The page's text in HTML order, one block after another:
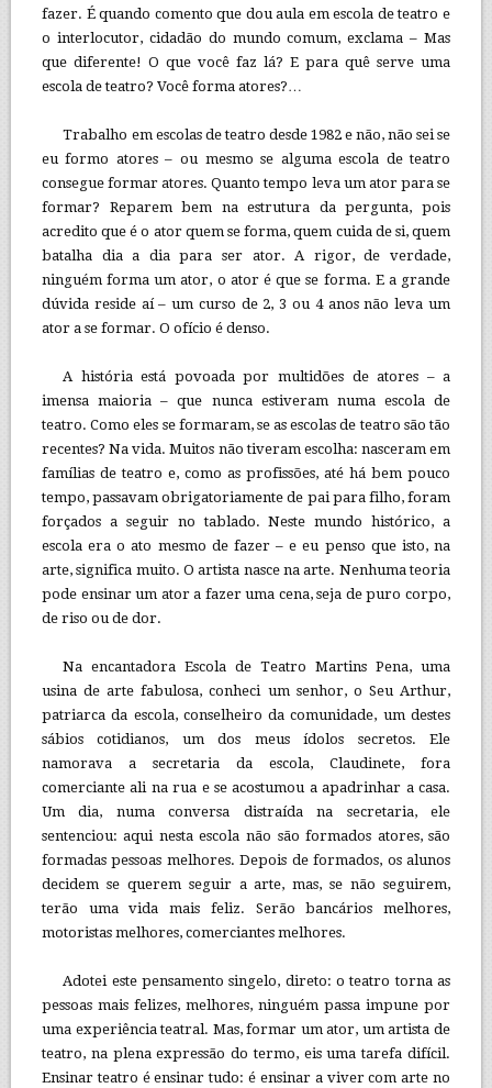
fazer. É quando comento que dou aula em escola de teatro e
o interlocutor, cidadão do mundo comum, exclama – Mas
que diferente! O que você faz lá? E para quê serve uma
escola de teatro? Você forma atores?…
Trabalho em escolas de teatro desde 1982 e não, não sei se
eu formo atores – ou mesmo se alguma escola de teatro
consegue formar atores. Quanto tempo leva um ator para se
formar? Reparem bem na estrutura da pergunta, pois
acredito que é o ator quem se forma, quem cuida de si, quem
batalha dia a dia para ser ator. A rigor, de verdade,
ninguém forma um ator, o ator é que se forma. E a grande
dúvida reside aí – um curso de 2, 3 ou 4 anos não leva um
ator a se formar. O ofício é denso.
A história está povoada por multidões de atores – a
imensa maioria – que nunca estiveram numa escola de
teatro. Como eles se formaram, se as escolas de teatro são tão
recentes? Na vida. Muitos não tiveram escolha: nasceram em
famílias de teatro e, como as profissões, até há bem pouco
tempo, passavam obrigatoriamente de pai para filho, foram
forçados a seguir no tablado. Neste mundo histórico, a
escola era o ato mesmo de fazer – e eu penso que isto, na
arte, significa muito. O artista nasce na arte. Nenhuma teoria
pode ensinar um ator a fazer uma cena, seja de puro corpo,
de riso ou de dor.
Na encantadora Escola de Teatro Martins Pena, uma
usina de arte fabulosa, conheci um senhor, o Seu Arthur,
patriarca da escola, conselheiro da comunidade, um destes
sábios cotidianos, um dos meus ídolos secretos. Ele
namorava a secretaria da escola, Claudinete, fora
comerciante ali na rua e se acostumou a apadrinhar a casa.
Um dia, numa conversa distraída na secretaria, ele
sentenciou: aqui nesta escola não são formados atores, são
formadas pessoas melhores. Depois de formados, os alunos
decidem se querem seguir a arte, mas, se não seguirem,
terão uma vida mais feliz. Serão bancários melhores,
motoristas melhores, comerciantes melhores.
Adotei este pensamento singelo, direto: o teatro torna as
pessoas mais felizes, melhores, ninguém passa impune por
uma experiência teatral. Mas, formar um ator, um artista de
teatro, na plena expressão do termo, eis uma tarefa difícil.
Ensinar teatro é ensinar tudo: é ensinar a viver com arte no